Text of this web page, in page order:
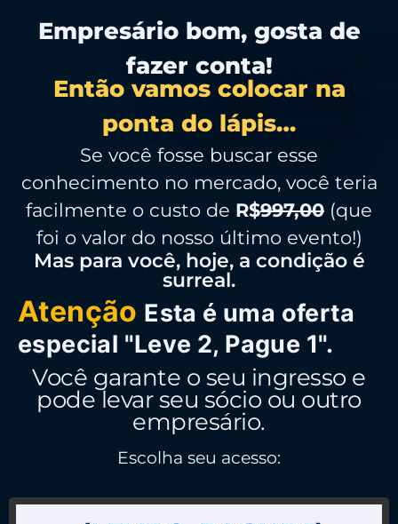
Empresário bom, gosta de
fazer conta!
Então vamos colocar na
ponta do lápis…
Se você fosse buscar esse
conhecimento no mercado, você teria
facilmente o custo de R$997,00 (que
foi o valor do nosso último evento!)
Mas para você, hoje, a condição é
surreal.
Atenção Esta é uma oferta
especial "Leve 2, Pague 1".
Você garante o seu ingresso e
pode levar seu sócio ou outro
empresário.
Escolha seu acesso: